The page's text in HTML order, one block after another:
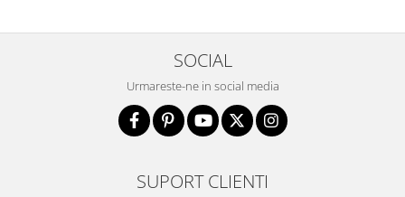
Aparate foto SECOND HAND
Aparate foto Mirrorless (SH)
Aparate foto DSLR (SH)
Aparate foto SLR (pe film) (SH)
Aparate Foto Compacte (SH)
Obiective foto Mirrorless (SH)
SOCIAL
Urmareste-ne in social media
SUPORT CLIENTI